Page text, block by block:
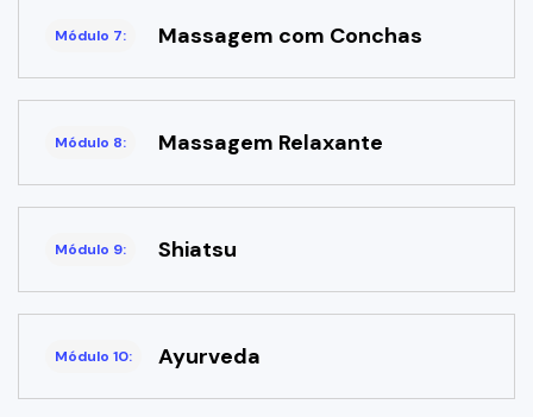
Módulo 7: Massagem com Conchas
Módulo 8: Massagem Relaxante
Módulo 9: Shiatsu
Módulo 10: Ayurveda